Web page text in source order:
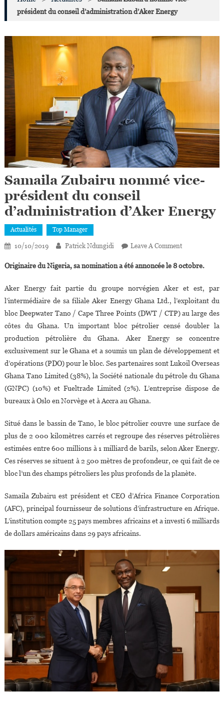
président du conseil d’administration d’Aker Energy
Samaila Zubairu nommé vice-
président du conseil
d’administration d’Aker Energy
Actualités Top Manager
10/10/2019 Patrick Ndungidi Leave A CommentOn
Zubairu
Vice-
Président
Du
Conseil
D’Aker
Energy
Originaire du Nigeria, sa nomination a été annoncée le 8 octobre.
Aker Energy fait partie du groupe norvégien Aker et est, par
l’intermédiaire de sa filiale Aker Energy Ghana Ltd., l’exploitant du
bloc Deepwater Tano / Cape Three Points (DWT / CTP) au large des
côtes du Ghana. Un important bloc pétrolier censé doubler la
production pétrolière du Ghana. Aker Energy se concentre
exclusivement sur le Ghana et a soumis un plan de développement et
d’opérations (PDO) pour le bloc. Ses partenaires sont Lukoil Overseas
Ghana Tano Limited (38%), la Société nationale du pétrole du Ghana
(GNPC) (10%) et Fueltrade Limited (2%). L’entreprise dispose de
bureaux à Oslo en Norvège et à Accra au Ghana.
Situé dans le bassin de Tano, le bloc pétrolier couvre une surface de
plus de 2 000 kilomètres carrés et regroupe des réserves pétrolières
estimées entre 600 millions à 1 milliard de barils, selon Aker Energy.
Ces réserves se situent à 2 500 mètres de profondeur, ce qui fait de ce
bloc l’un des champs pétroliers les plus profonds de la planète.
Samaila Zubairu est président et CEO d’Africa Finance Corporation
(AFC), principal fournisseur de solutions d’infrastructure en Afrique.
L’institution compte 25 pays membres africains et a investi 6 milliards
de dollars américains dans 29 pays africains.